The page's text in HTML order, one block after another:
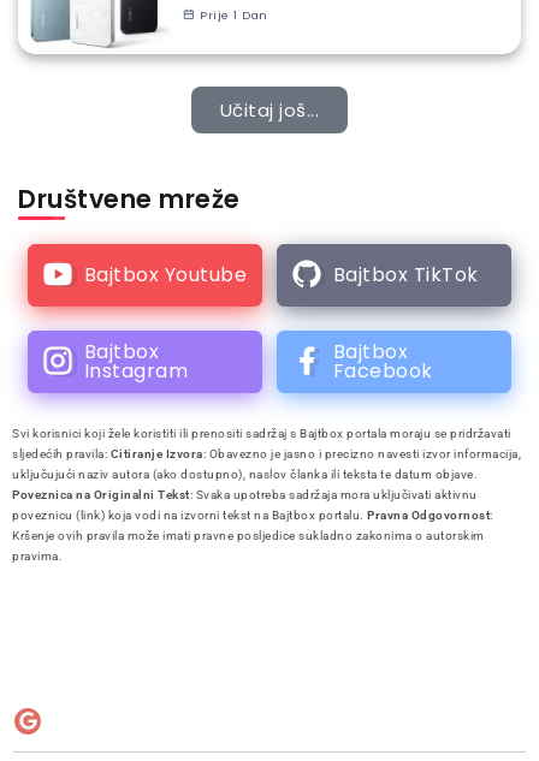
Prije 1 Dan
Učitaj još...
Društvene mreže
Bajtbox Youtube Bajtbox TikTok
Bajtbox
Instagram
Bajtbox
Facebook
Svi korisnici koji žele koristiti ili prenositi sadržaj s Bajtbox portala moraju se pridržavati
sljedećih pravila: Citiranje Izvora: Obavezno je jasno i precizno navesti izvor informacija,
uključujući naziv autora (ako dostupno), naslov članka ili teksta te datum objave.
Poveznica na Originalni Tekst: Svaka upotreba sadržaja mora uključivati aktivnu
poveznicu (link) koja vodi na izvorni tekst na Bajtbox portalu. Pravna Odgovornost:
Kršenje ovih pravila može imati pravne posljedice sukladno zakonima o autorskim
pravima.